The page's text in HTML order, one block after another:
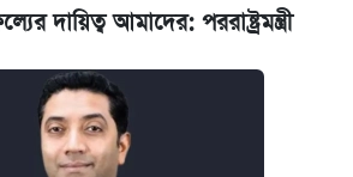
দায়িত্ব আমাদের: পররাষ্ট্রমন্ত্রী